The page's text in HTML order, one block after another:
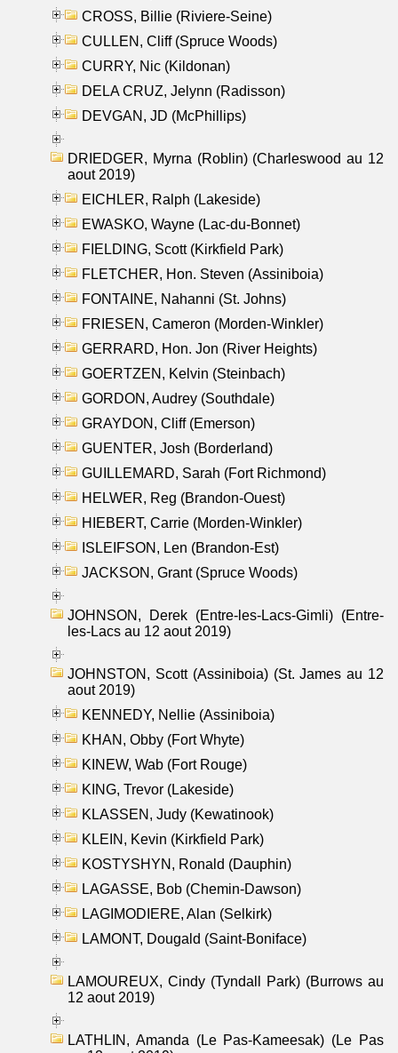
CROSS, Billie (Riviere-Seine)
CULLEN, Cliff (Spruce Woods)
CURRY, Nic (Kildonan)
DELA CRUZ, Jelynn (Radisson)
DEVGAN, JD (McPhillips)
DRIEDGER, Myrna (Roblin) (Charleswood au 12
aout 2019)
EICHLER, Ralph (Lakeside)
EWASKO, Wayne (Lac-du-Bonnet)
FIELDING, Scott (Kirkfield Park)
FLETCHER, Hon. Steven (Assiniboia)
FONTAINE, Nahanni (St. Johns)
FRIESEN, Cameron (Morden-Winkler)
GERRARD, Hon. Jon (River Heights)
GOERTZEN, Kelvin (Steinbach)
GORDON, Audrey (Southdale)
GRAYDON, Cliff (Emerson)
GUENTER, Josh (Borderland)
GUILLEMARD, Sarah (Fort Richmond)
HELWER, Reg (Brandon-Ouest)
HIEBERT, Carrie (Morden-Winkler)
ISLEIFSON, Len (Brandon-Est)
JACKSON, Grant (Spruce Woods)
JOHNSON, Derek (Entre-les-Lacs-Gimli) (Entre-
les-Lacs au 12 aout 2019)
JOHNSTON, Scott (Assiniboia) (St. James au 12
aout 2019)
KENNEDY, Nellie (Assiniboia)
KHAN, Obby (Fort Whyte)
KINEW, Wab (Fort Rouge)
KING, Trevor (Lakeside)
KLASSEN, Judy (Kewatinook)
KLEIN, Kevin (Kirkfield Park)
KOSTYSHYN, Ronald (Dauphin)
LAGASSE, Bob (Chemin-Dawson)
LAGIMODIERE, Alan (Selkirk)
LAMONT, Dougald (Saint-Boniface)
LAMOUREUX, Cindy (Tyndall Park) (Burrows au
12 aout 2019)
LATHLIN, Amanda (Le Pas-Kameesak) (Le Pas